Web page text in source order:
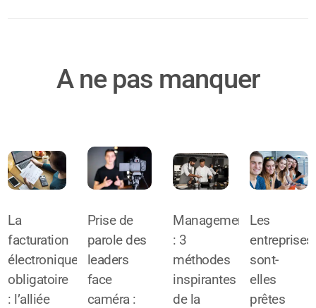
A ne pas manquer
La
facturation
électronique
obligatoire
: l’alliée
Prise de
parole des
leaders
face
caméra :
Management
: 3
méthodes
inspirantes
de la
Les
entreprises
sont-
elles
prêtes